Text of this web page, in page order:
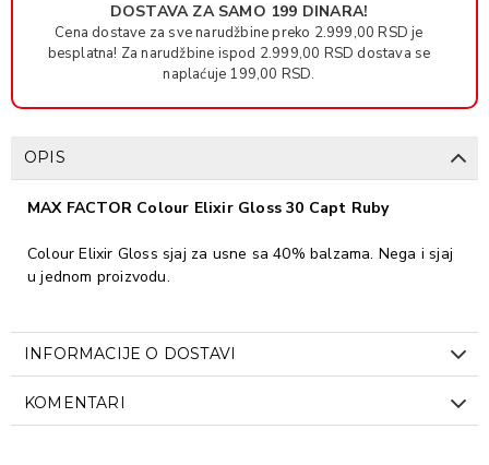
DOSTAVA ZA SAMO 199 DINARA!
Cena dostave za sve narudžbine preko 2.999,00 RSD je
besplatna! Za narudžbine ispod 2.999,00 RSD dostava se
naplaćuje 199,00 RSD.
OPIS
MAX FACTOR Colour Elixir Gloss 30 Capt Ruby
Colour Elixir Gloss sjaj za usne sa 40% balzama. Nega i sjaj
u jednom proizvodu.
INFORMACIJE O DOSTAVI
KOMENTARI